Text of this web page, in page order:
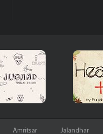
Amritsar Jalandhar